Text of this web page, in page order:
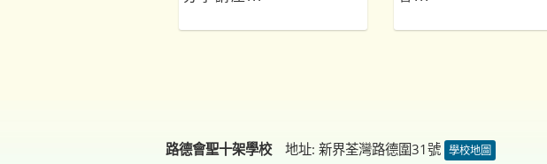
路德會聖十架學校 地址: 新界荃灣路德圍31號 學校地圖